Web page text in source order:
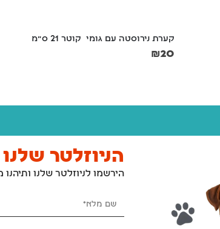
קערת נירוסטה עם גומי  קוטר 21 ס"מ
₪20
הניוזלטר שלנו
הירשמו לניוזלטר שלנו